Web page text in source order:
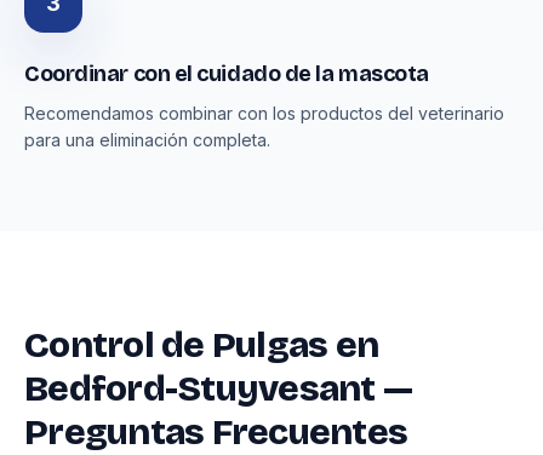
Coordinar con el cuidado de la mascota
Recomendamos combinar con los productos del veterinario
para una eliminación completa.
Control de Pulgas en
Bedford-Stuyvesant —
Preguntas Frecuentes